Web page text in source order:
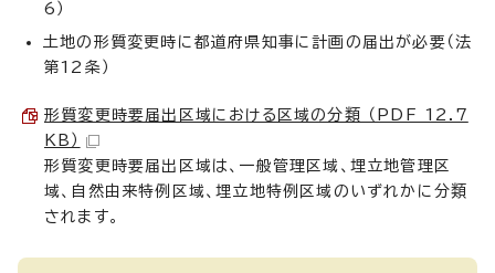
6）
土地の形質変更時に都道府県知事に計画の届出が必要（法
第12条）
形質変更時要届出区域における区域の分類 （PDF 12.7
KB）
形質変更時要届出区域は、一般管理区域、埋立地管理区
域、自然由来特例区域、埋立地特例区域のいずれかに分類
されます。